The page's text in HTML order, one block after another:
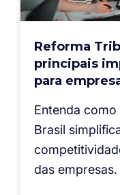
Reforma
principais
para
Entenda
Brasil
das empresas.